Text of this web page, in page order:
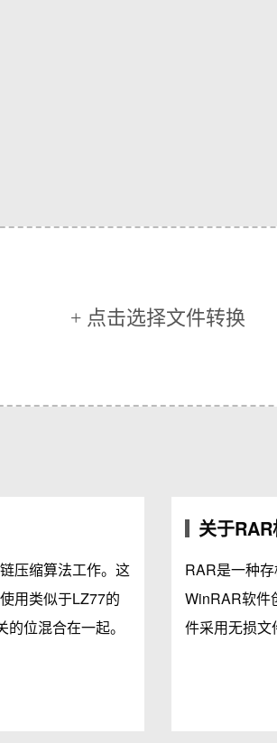
+ 点击选择文件转换
压缩算法工作。这
用类似于LZ77的
位混合在一起。
关于
RAR是一种
WinRAR软件
件采用无损文